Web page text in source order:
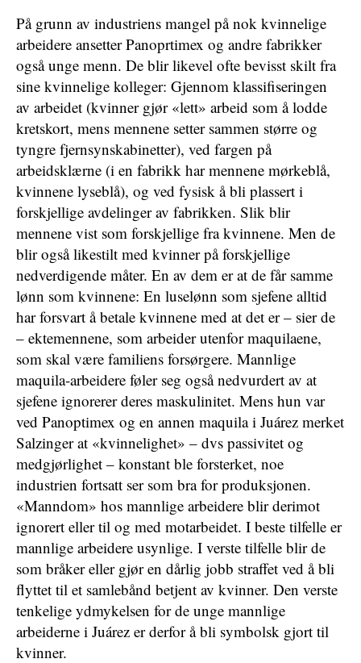
På grunn av industriens mangel på nok kvinnelige
arbeidere ansetter Panoprtimex og andre fabrikker
også unge menn. De blir likevel ofte bevisst skilt fra
sine kvinnelige kolleger: Gjennom klassifiseringen
av arbeidet (kvinner gjør «lett» arbeid som å lodde
kretskort, mens mennene setter sammen større og
tyngre fjernsynskabinetter), ved fargen på
arbeidsklærne (i en fabrikk har mennene mørkeblå,
kvinnene lyseblå), og ved fysisk å bli plassert i
forskjellige avdelinger av fabrikken. Slik blir
mennene vist som forskjellige fra kvinnene. Men de
blir også likestilt med kvinner på forskjellige
nedverdigende måter. En av dem er at de får samme
lønn som kvinnene: En luselønn som sjefene alltid
har forsvart å betale kvinnene med at det er – sier de
– ektemennene, som arbeider utenfor maquilaene,
som skal være familiens forsørgere. Mannlige
maquila-arbeidere føler seg også nedvurdert av at
sjefene ignorerer deres maskulinitet. Mens hun var
ved Panoptimex og en annen maquila i Juárez merket
Salzinger at «kvinnelighet» – dvs passivitet og
medgjørlighet – konstant ble forsterket, noe
industrien fortsatt ser som bra for produksjonen.
«Manndom» hos mannlige arbeidere blir derimot
ignorert eller til og med motarbeidet. I beste tilfelle er
mannlige arbeidere usynlige. I verste tilfelle blir de
som bråker eller gjør en dårlig jobb straffet ved å bli
flyttet til et samlebånd betjent av kvinner. Den verste
tenkelige ydmykelsen for de unge mannlige
arbeiderne i Juárez er derfor å bli symbolsk gjort til
kvinner.